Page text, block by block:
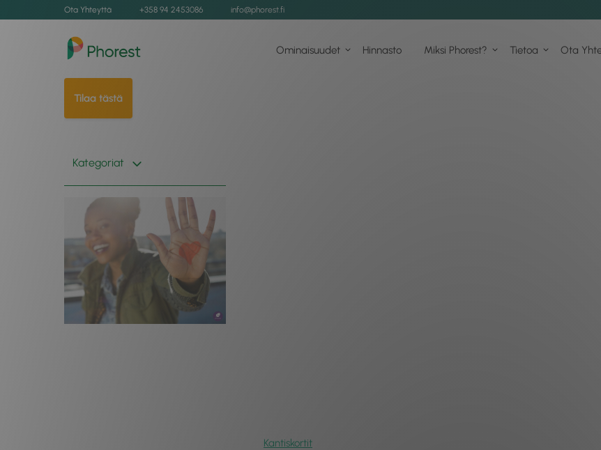
Ota Yhteyttä +358 94 2453086 info@phorest.fi
Ominaisuudet Hinnasto Miksi Phorest? Tietoa Ota
Tilaa tästä
Kategoriat
Kantiskortit